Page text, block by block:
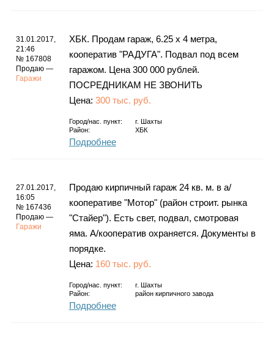
31.01.2017,
21:46
№ 167808
Продаю —
Гаражи
ХБК. Продам гараж, 6.25 х 4 метра,
кооператив "РАДУГА". Подвал под всем
гаражом. Цена 300 000 рублей.
ПОСРЕДНИКАМ НЕ ЗВОНИТЬ
Цена: 300 тыс. руб.
Город/нас. пункт: г.
Шахты
Район:
ХБК
Подробнее
27.01.2017,
16:05
№ 167436
Продаю —
Гаражи
Продаю кирпичный гараж 24 кв. м. в а/
кооперативе "Мотор" (район строит. рынка
"Стайер"). Есть свет, подвал, смотровая
яма. А/кооператив охраняется. Документы в
порядке.
Цена: 160 тыс. руб.
Город/нас. пункт: г.
Шахты
Район:
район кирпичного завода
Подробнее